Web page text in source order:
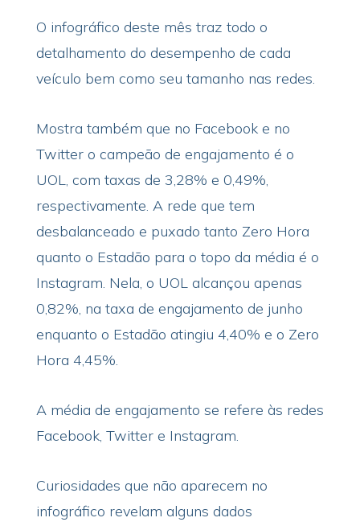
O infográfico deste mês traz todo o
detalhamento do desempenho de cada
veículo bem como seu tamanho nas redes.
Mostra também que no Facebook e no
Twitter o campeão de engajamento é o
UOL, com taxas de 3,28% e 0,49%,
respectivamente. A rede que tem
desbalanceado e puxado tanto Zero Hora
quanto o Estadão para o topo da média é o
Instagram. Nela, o UOL alcançou apenas
0,82%, na taxa de engajamento de junho
enquanto o Estadão atingiu 4,40% e o Zero
Hora 4,45%.
A média de engajamento se refere às redes
Facebook, Twitter e Instagram.
Curiosidades que não aparecem no
infográfico revelam alguns dados